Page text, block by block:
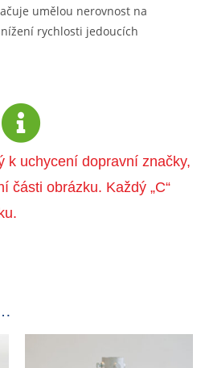
umělou nerovnost na
rychlosti jedoucích
k uchycení dopravní značky,
části obrázku. Každý „C“